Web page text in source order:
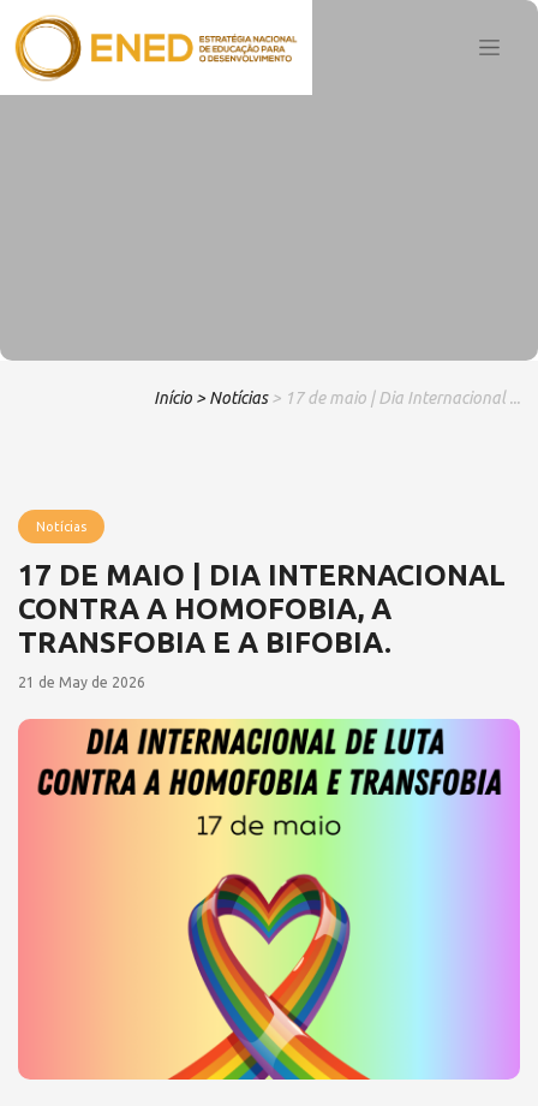
Início > Notícias > 17 de maio | Dia Internacional ...
Notícias
17 DE MAIO | DIA INTERNACIONAL
CONTRA A HOMOFOBIA, A
TRANSFOBIA E A BIFOBIA.
21 de May de 2026